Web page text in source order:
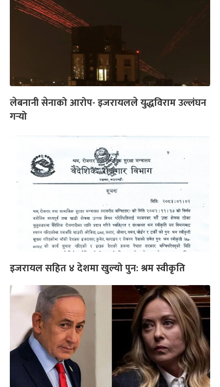
लेबनानी सेनाको आरोप- इजरायलले युद्धविराम उल्लंघन
गर्‍यो
इजरायल सहित ४ देशमा खुल्यो पुन: श्रम स्वीकृति